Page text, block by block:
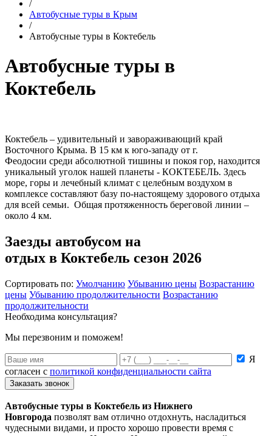
/
Автобусные туры в Крым
/
Автобусные туры в Коктебель
Автобусные туры в
Коктебель
Коктебель – удивительный и завораживающий край
Восточного Крыма. В 15 км к юго-западу от г.
Феодосии среди абсолютной тишины и покоя гор, находится
уникальный уголок нашей планеты - КОКТЕБЕЛЬ. Здесь
море, горы и лечебный климат с целебным воздухом в
комплексе составляют базу по-настоящему здорового отдыха
для всей семьи. Общая протяженность береговой линии –
около 4 км.
Заезды автобусом на
отдых в Коктебель сезон 2026
Сортировать по: Умолчанию Убыванию цены Возрастанию
цены Убыванию продолжительности Возрастанию
продолжительности
Необходима консультация?
Мы перезвоним и поможем!
Я
согласен с политикой конфиденциальности сайта
Заказать звонок
Автобусные туры в Коктебель из Нижнего
Новгорода позволят вам отлично отдохнуть, насладиться
чудесными видами, и просто хорошо провести время с